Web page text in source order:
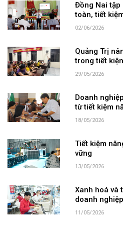
Đồng Nai tập
toàn, tiết
02/06/2026
Quảng Trị
trong tiết
29/05/2026
Doanh
từ tiết kiệm
18/05/2026
Tiết kiệm
vững
13/05/2026
Xanh hoá và
doanh
11/05/2026